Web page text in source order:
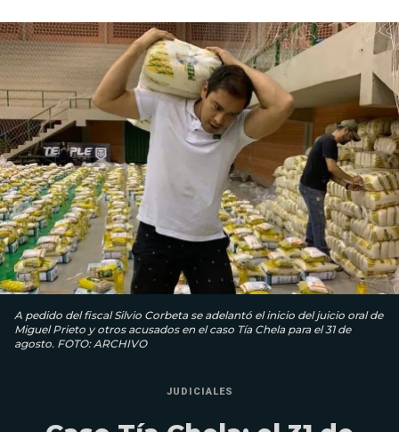
A pedido del fiscal Silvio Corbeta se adelantó el inicio del juicio oral de
Miguel Prieto y otros acusados en el caso Tía Chela para el 31 de
agosto. FOTO: ARCHIVO
JUDICIALES